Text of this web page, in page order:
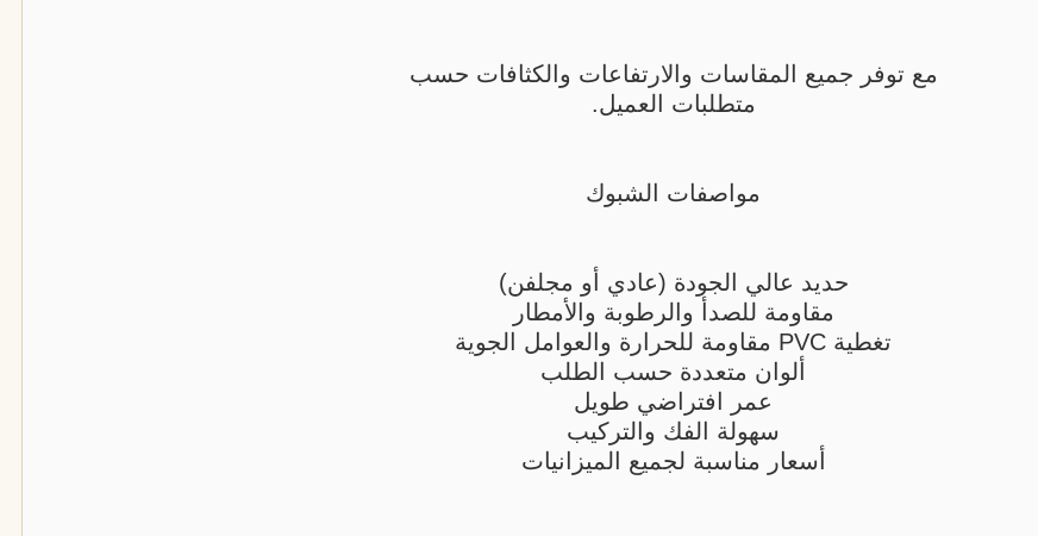
مع توفر جميع المقاسات والارتفاعات والكثافات حسب
متطلبات العميل.
مواصفات الشبوك
حديد عالي الجودة (عادي أو مجلفن)
مقاومة للصدأ والرطوبة والأمطار
تغطية PVC مقاومة للحرارة والعوامل الجوية
ألوان متعددة حسب الطلب
عمر افتراضي طويل
سهولة الفك والتركيب
أسعار مناسبة لجميع الميزانيات